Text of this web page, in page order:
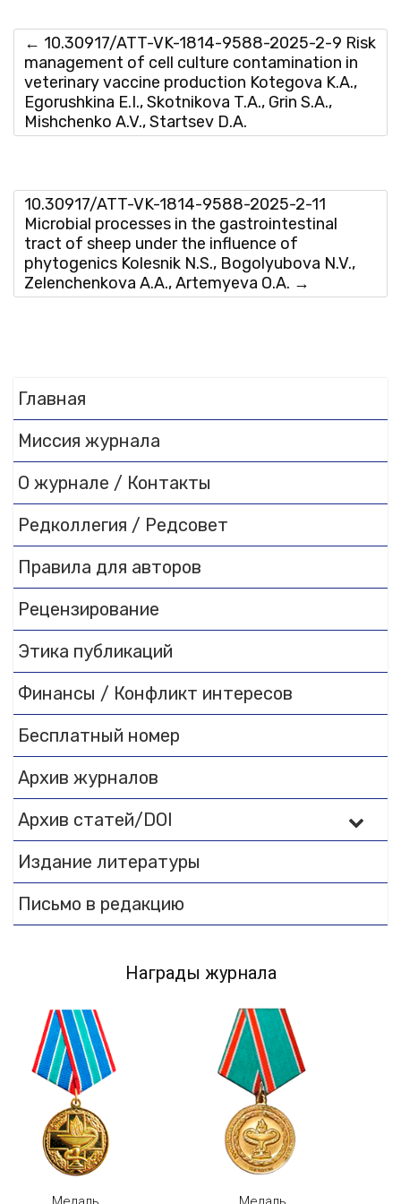
← 10.30917/ATT-VK-1814-9588-2025-2-9 Risk
management of cell culture contamination in
veterinary vaccine production Kotegova K.A.,
Egorushkina E.I., Skotnikova T.A., Grin S.A.,
Mishchenko A.V., Startsev D.A.
10.30917/ATT-VK-1814-9588-2025-2-11
Microbial processes in the gastrointestinal
tract of sheep under the influence of
phytogenics Kolesnik N.S., Bogolyubova N.V.,
Zelenchenkova A.A., Artemyeva O.A. →
Главная
Миссия журнала
О журнале / Контакты
Редколлегия / Редсовет
Правила для авторов
Рецензирование
Этика публикаций
Финансы / Конфликт интересов
Бесплатный номер
Архив журналов
Архив статей/DOI
Издание литературы
Письмо в редакцию
Награды журнала